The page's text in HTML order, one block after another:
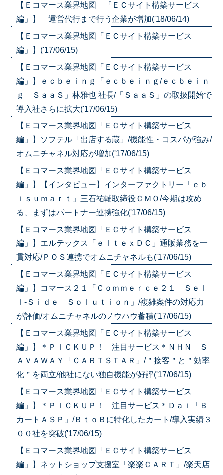
【Ｅコマース業界地図 「ＥＣサイト構築サービス
編」】 運営代行まで行う企業が増加('18/06/14)
【Ｅコマース業界地図「ＥＣサイト構築サービス
編」】('17/06/15)
【Ｅコマース業界地図「ＥＣサイト構築サービス
編」】ｅｃｂｅｉｎｇ「ｅｃｂｅｉｎｇ/ｅｃｂｅｉｎ
ｇ ＳａａＳ」林雅也 社長/「ＳａａＳ」の取扱開始で
導入社さらに拡大('17/06/15)
【Ｅコマース業界地図「ＥＣサイト構築サービス
編」】ソフテル「出店する蔵」/機能性・コスパが強み/
オムニチャネル対応が増加('17/06/15)
【Ｅコマース業界地図「ＥＣサイト構築サービス
編」】【インタビュー】インターファクトリー「ｅｂ
ｉｓｕｍａｒｔ」三石祐輔取締役ＣＭＯ/今期は攻め
る、まずはパートナー連携強化('17/06/15)
【Ｅコマース業界地図「ＥＣサイト構築サービス
編」】エルテックス「ｅｌｔｅｘＤＣ」通販業務を一
貫対応/ＰＯＳ連携でオムニチャネルも('17/06/15)
【Ｅコマース業界地図「ＥＣサイト構築サービス
編」】コマース２１「Ｃｏｍｍｅｒｃｅ２１ Ｓｅｌ
ｌ‐Ｓｉｄｅ Ｓｏｌｕｔｉｏｎ」/複雑案件の対応力
が評価/オムニチャネルのノウハウ蓄積('17/06/15)
【Ｅコマース業界地図「ＥＣサイト構築サービス
編」】＊ＰＩＣＫＵＰ！ 注目サービス＊ＮＨＮ Ｓ
ＡＶＡＷＡＹ「ＣＡＲＴＳＴＡＲ」/＂接客＂と＂効率
化＂を両立/他社にない独自機能が好評('17/06/15)
【Ｅコマース業界地図「ＥＣサイト構築サービス
編」】＊ＰＩＣＫＵＰ！ 注目サービス＊Ｄａｉ「Ｂ
カートＡＳＰ」/ＢｔｏＢに特化したカート/導入実績３
００社を突破('17/06/15)
【Ｅコマース業界地図「ＥＣサイト構築サービス
編」】ネットショップ支援室「楽楽ＣＡＲＴ」/楽天店